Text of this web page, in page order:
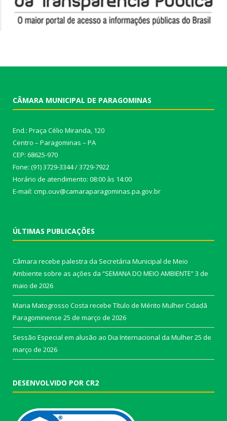
CÂMARA MUNICIPAL DE PARAGOMINAS
End.: Praça Célio Miranda, 120
Centro – Paragominas – PA
CEP: 68625-970
Fone: (91) 3729-3344 / 3729-7922
Horário de atendimento: 08:00 às 14:00
E-mail: cmp.ouv@camaraparagominas.pa.gov.br
ÚLTIMAS PUBLICAÇÕES
Câmara recebe palestra da Secretária Municipal de Meio
Ambiente sobre as ações da “SEMANA DO MEIO AMBIENTE”3 de
maio de 2026
Maria Matogrosso Costa recebe Título de Mérito Mulher Cidadã
Paragominense 25 de março de 2026
Sessão Especial em alusão ao Dia Internacional da Mulher25 de
março de 2026
DESENVOLVIDO POR CR2